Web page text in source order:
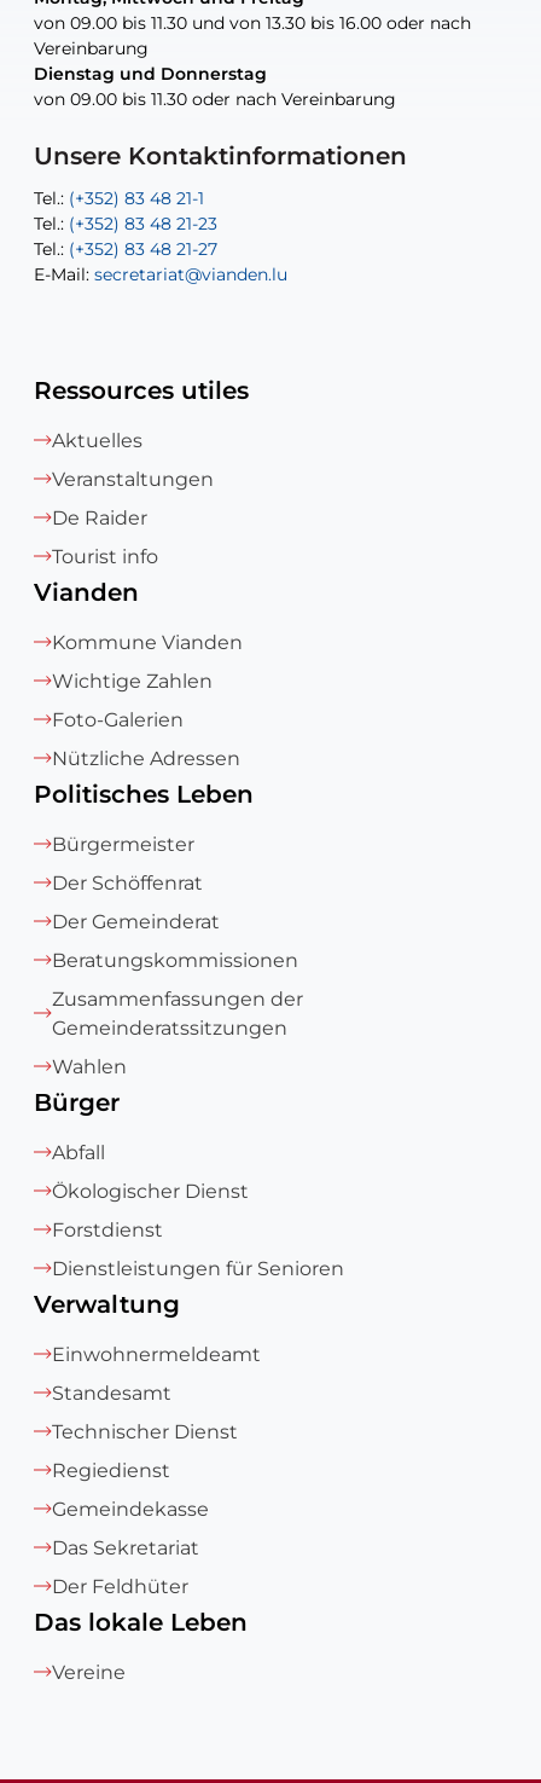
von 09.00 bis 11.30 und von 13.30 bis 16.00 oder nach
Vereinbarung
Dienstag und Donnerstag
von 09.00 bis 11.30 oder nach Vereinbarung
Unsere Kontaktinformationen
Tel.: (+352) 83 48 21-1
Tel.: (+352) 83 48 21-23
Tel.: (+352) 83 48 21-27
E-Mail: secretariat@vianden.lu
von 09.00 bis 11.30 und von 13.30 bis 16.00 oder nach
Vereinbarung
Dienstag und Donnerstag
von 09.00 bis 11.30 oder nach Vereinbarung
Tel.: (+352) 83 48 21-20
Tel.: (+352) 83 48 21-22
E-Mail:sofia.carvalho@vianden.lu
E-Mail: diane.storn@vianden.lu
Tel.: (+352) 83 48 21-24
E-Mail: aisha.abdullah@vianden.lu
E-Mail:jos.cormemans@vianden.lu
Tel.: (+352) 83 48 21-51
E-Mail:atelier@vianden.lu
Ressources utiles
Aktuelles
Veranstaltungen
De Raider
Tourist info
Vianden
Kommune Vianden
Wichtige Zahlen
Foto-Galerien
Nützliche Adressen
Politisches Leben
Bürgermeister
Der Schöffenrat
Der Gemeinderat
Beratungskommissionen
Zusammenfassungen der
Gemeinderatssitzungen
Wahlen
Bürger
Abfall
Ökologischer Dienst
Forstdienst
Dienstleistungen für Senioren
Verwaltung
Einwohnermeldeamt
Standesamt
Technischer Dienst
Regiedienst
Gemeindekasse
Das Sekretariat
Der Feldhüter
Das lokale Leben
Vereine